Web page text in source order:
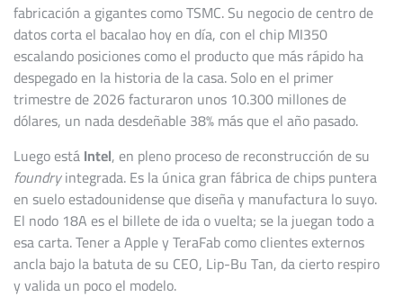
fabricación a gigantes como TSMC. Su negocio de centro de
datos corta el bacalao hoy en día, con el chip MI350
escalando posiciones como el producto que más rápido ha
despegado en la historia de la casa. Solo en el primer
trimestre de 2026 facturaron unos 10.300 millones de
dólares, un nada desdeñable 38% más que el año pasado.
Luego estáIntel, en pleno proceso de reconstrucción de su
foundryintegrada. Es la única gran fábrica de chips puntera
en suelo estadounidense que diseña y manufactura lo suyo.
El nodo 18A es el billete de ida o vuelta; se la juegan todo a
esa carta. Tener a Apple y TeraFab como clientes externos
ancla bajo la batuta de su CEO, Lip-Bu Tan, da cierto respiro
y valida un poco el modelo.